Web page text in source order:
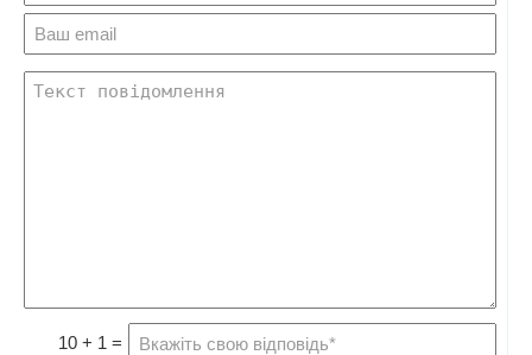
10 + 1 =